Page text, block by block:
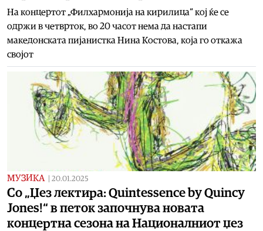
На концертот „Филхармонија на кирилица“ кој ќе се
одржи в четврток, во 20 часот нема да настапи
македонската пијанистка Нина Костова, која го откажа
својот
МУЗИКА 20.01.2025
Со „Џез лектира: Quintessence by Quincy
Jones!“ в петок започнува новата
концертна сезона на Националниот џез